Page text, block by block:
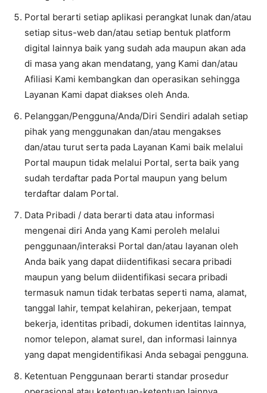
Portal berarti setiap aplikasi perangkat lunak dan/atau
setiap situs-web dan/atau setiap bentuk platform
digital lainnya baik yang sudah ada maupun akan ada
di masa yang akan mendatang, yang Kami dan/atau
Afiliasi Kami kembangkan dan operasikan sehingga
Layanan Kami dapat diakses oleh Anda.
Pelanggan/Pengguna/Anda/Diri Sendiri adalah setiap
pihak yang menggunakan dan/atau mengakses
dan/atau turut serta pada Layanan Kami baik melalui
Portal maupun tidak melalui Portal, serta baik yang
sudah terdaftar pada Portal maupun yang belum
terdaftar dalam Portal.
Data Pribadi / data berarti data atau informasi
mengenai diri Anda yang Kami peroleh melalui
penggunaan/interaksi Portal dan/atau layanan oleh
Anda baik yang dapat diidentifikasi secara pribadi
maupun yang belum diidentifikasi secara pribadi
termasuk namun tidak terbatas seperti nama, alamat,
tanggal lahir, tempat kelahiran, pekerjaan, tempat
bekerja, identitas pribadi, dokumen identitas lainnya,
nomor telepon, alamat surel, dan informasi lainnya
yang dapat mengidentifikasi Anda sebagai pengguna.
Ketentuan Penggunaan berarti standar prosedur